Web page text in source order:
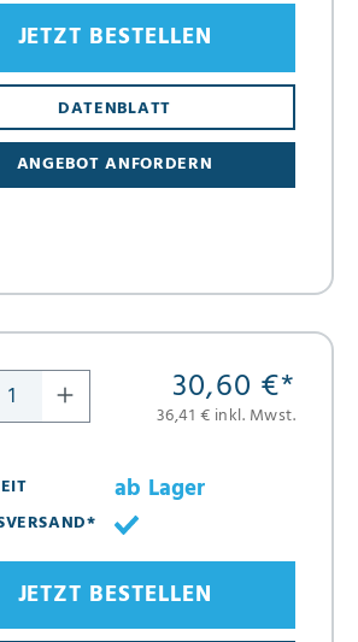
ANGEBOT ANFORDERN
DATENBLATT
JETZT BESTELLEN
30,60 €*
36,41 € inkl. Mwst.
ab Lager
JETZT BESTELLEN